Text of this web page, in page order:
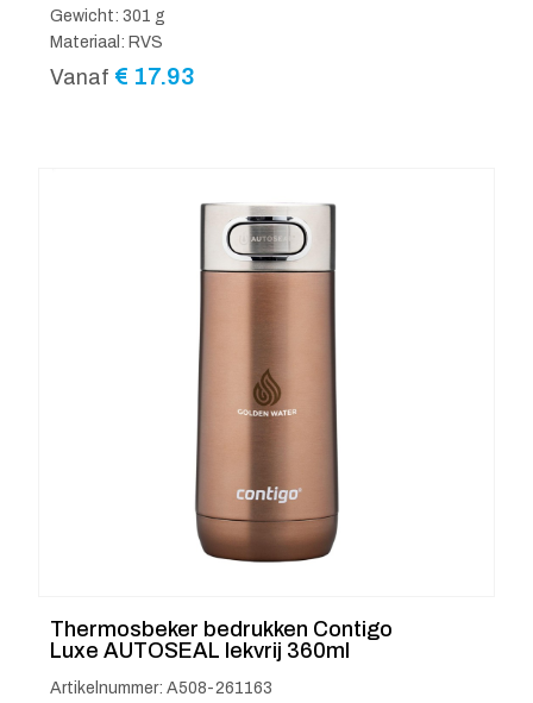
Gewicht: 301 g
Materiaal: RVS
Vanaf € 17.93
Thermosbeker bedrukken Contigo
Luxe AUTOSEAL lekvrij 360ml
Artikelnummer: A508-261163